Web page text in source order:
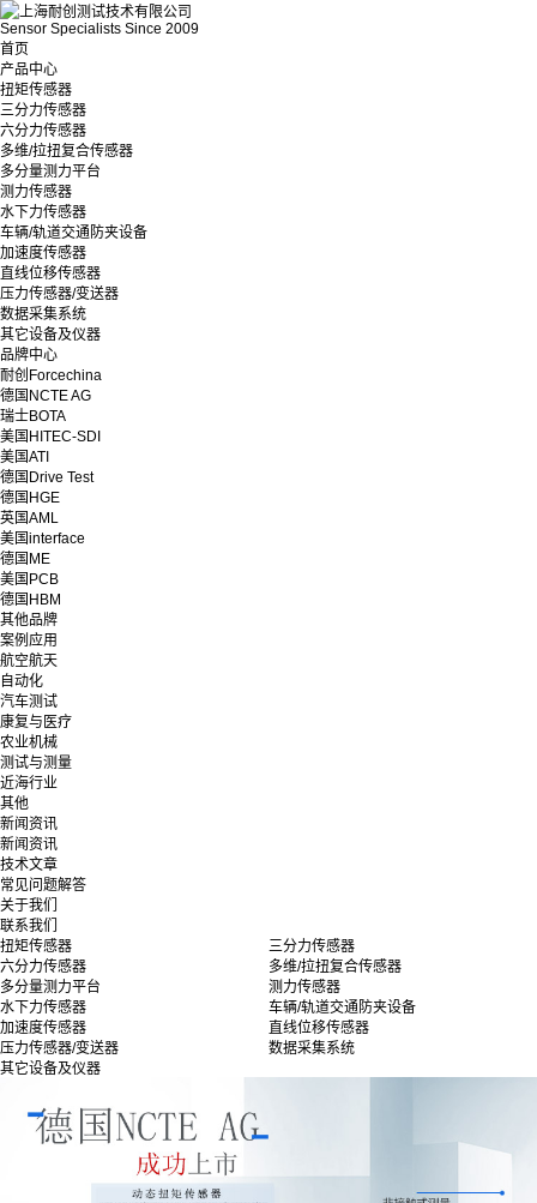
Sensor Specialists Since 2009
首页
产品中心
扭矩传感器
三分力传感器
六分力传感器
多维/拉扭复合传感器
多分量测力平台
测力传感器
水下力传感器
车辆/轨道交通防夹设备
加速度传感器
直线位移传感器
压力传感器/变送器
数据采集系统
其它设备及仪器
品牌中心
耐创Forcechina
德国NCTE AG
瑞士BOTA
美国HITEC-SDI
美国ATI
德国Drive Test
德国HGE
英国AML
美国interface
德国ME
美国PCB
德国HBM
其他品牌
案例应用
航空航天
自动化
汽车测试
康复与医疗
农业机械
测试与测量
近海行业
其他
新闻资讯
新闻资讯
技术文章
常见问题解答
关于我们
联系我们
扭矩传感器
三分力传感器
六分力传感器
多维/拉扭复合传感器
多分量测力平台
测力传感器
水下力传感器
车辆/轨道交通防夹设备
加速度传感器
直线位移传感器
压力传感器/变送器
数据采集系统
其它设备及仪器